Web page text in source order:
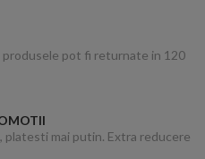
produsele pot fi returnate in 120
platesti mai putin. Extra reducere